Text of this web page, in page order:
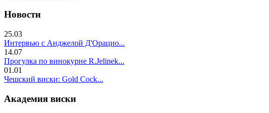
Новости
25.03
Интервью с Анджелой Д'Орацио...
14.07
Прогулка по винокурне R.Jelinek...
01.01
Чешский виски: Gold Cock...
Академия виски